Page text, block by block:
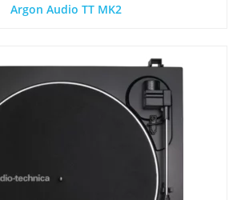
Argon Audio TT MK2